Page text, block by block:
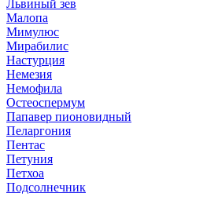
Львиный зев
Малопа
Мимулюс
Мирабилис
Настурция
Немезия
Немофила
Остеоспермум
Папавер пионовидный
Пеларгония
Пентас
Петуния
Петхоа
Подсолнечник